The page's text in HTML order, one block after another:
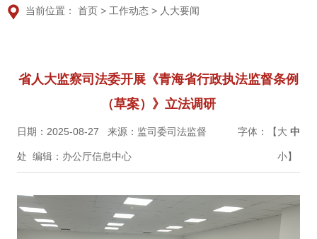
当前位置：首页 >工作动态 > 人大要闻
省人大监察司法委开展《青海省行政执法监督条例
（草案）》立法调研
日期：2025-08-27 来源：监司委司法监督
处 编辑：办公厅信息中心
字体：【大 中
小】